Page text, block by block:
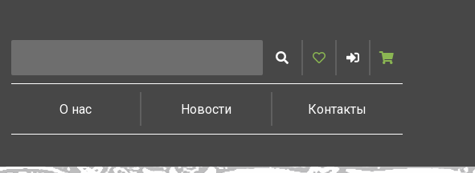
ИскатьИзбранное
ВойтиКорзина
О нас Новости Контакты